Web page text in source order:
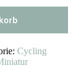
Cycling